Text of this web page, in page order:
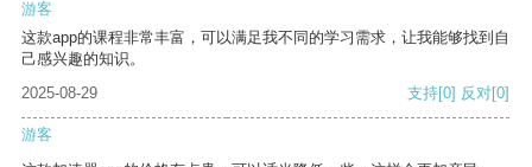
游客
这款app的课程非常丰富，可以满足我不同的学习需求，让我能够找到自
己感兴趣的知识。
2025-08-29
支持[0] 反对[0]
游客